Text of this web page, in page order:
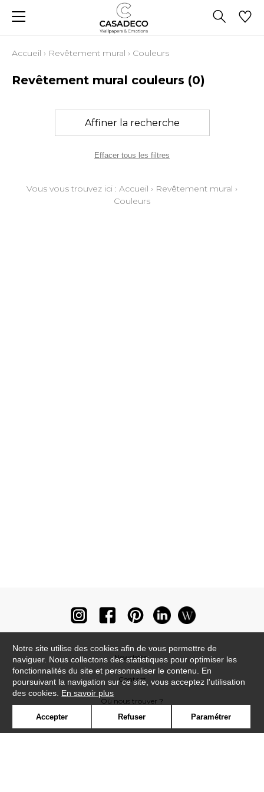
Accueil › Revêtement mural › Couleurs
Revêtement mural couleurs (0)
Affiner la recherche
Effacer tous les filtres
Vous vous trouvez ici : Accueil › Revêtement mural ›
Couleurs
Newsletter
Contact
Où nous trouver ?
Notre site utilise des cookies afin de vous permettre de
naviguer. Nous collectons des statistiques pour optimiser les
fonctionnalités du site et personnaliser le contenu. En
poursuivant la navigation sur ce site, vous acceptez l'utilisation
des cookies. En savoir plus
Accepter Refuser Paramétrer